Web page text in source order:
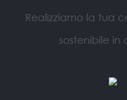
Realizziamo la tua
sostenibile in